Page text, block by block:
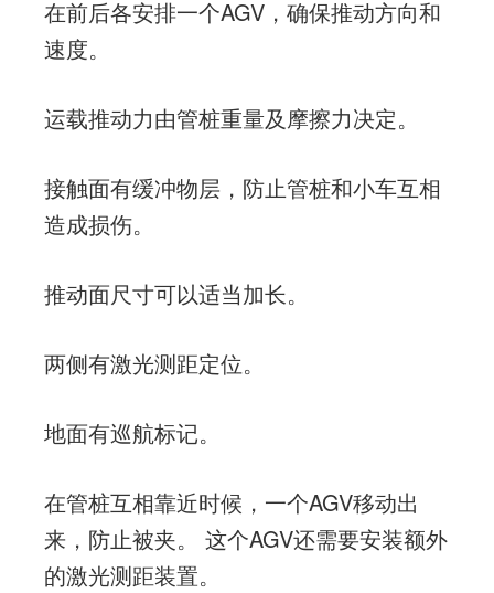
在前后各安排一个AGV，确保推动方向和
速度。
运载推动力由管桩重量及摩擦力决定。
接触面有缓冲物层，防止管桩和小车互相
造成损伤。
推动面尺寸可以适当加长。
两侧有激光测距定位。
地面有巡航标记。
在管桩互相靠近时候，一个AGV移动出
来，防止被夹。 这个AGV还需要安装额外
的激光测距装置。